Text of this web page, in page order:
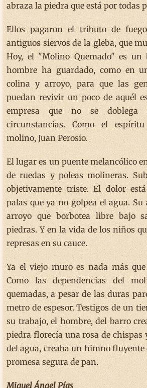
abraza la piedra que está por todas
Ellos pagaron el tributo de
antiguos siervos de la gleba, que
Hoy, el "Molino Quemado" es un
hombre ha guardado, como en
colina y arroyo, para que las
puedan revivir un poco de aquél
empresa que no se doblega
circunstancias. Como el
molino, Juan Perosio.
El lugar es un puente melancólico
de ruedas y poleas molineras.
objetivamente triste. El dolor
palas que ya no golpea el agua. Su
arroyo que borbotea libre bajo
piedras. Y en la vida de los niños
represas en su cauce.
Ya el viejo muro es nada más
Como las dependencias del
quemadas, a pesar de las duras
metro de espesor. Testigos de un
su trabajo, el hombre, del barro
piedra florecía una rosa de chispas
del agua, creaba un himno
promesa segura de pan.
Miguel Ángel Pías